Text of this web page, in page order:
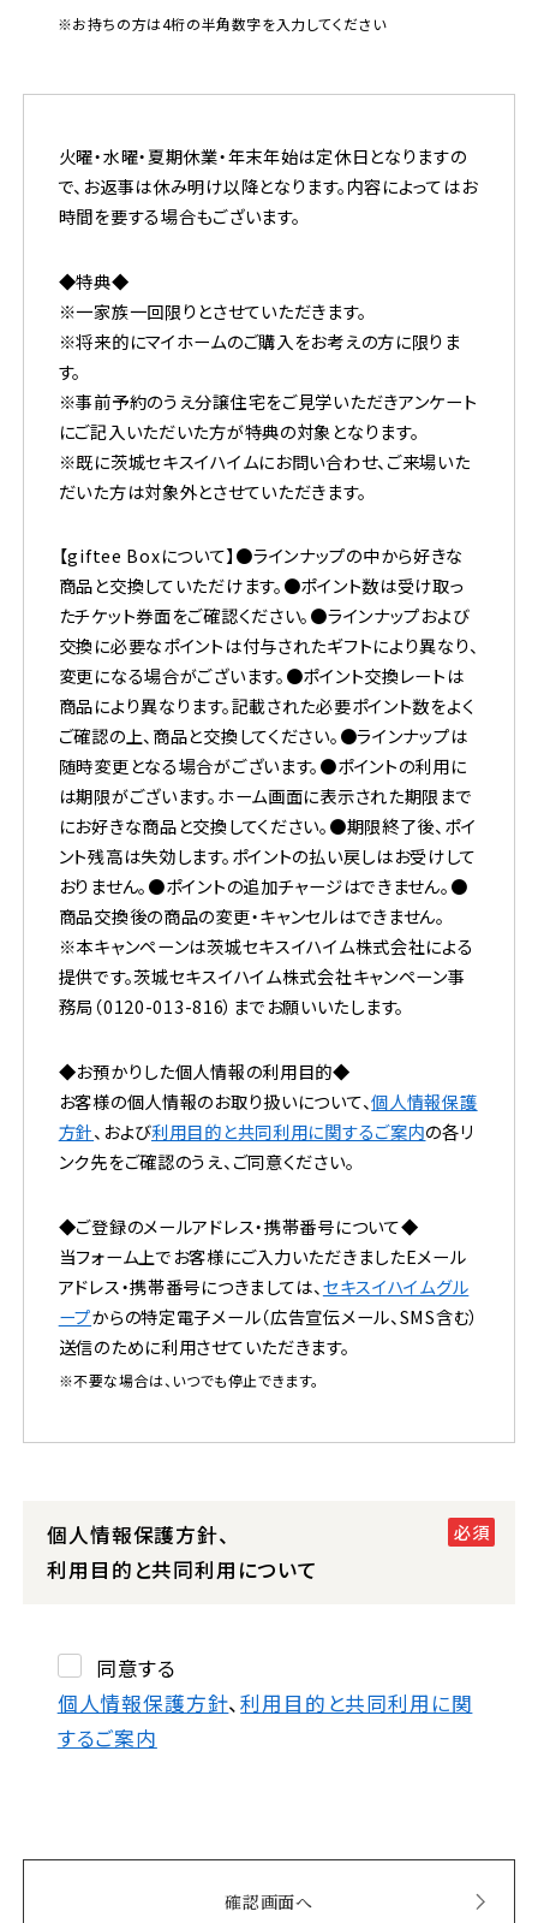
※お持ちの方は4桁の半角数字を入力してください
火曜・水曜・夏期休業・年末年始は定休日となりますの
で、お返事は休み明け以降となります。内容によってはお
時間を要する場合もございます。
◆特典◆
※一家族一回限りとさせていただきます。
※将来的にマイホームのご購入をお考えの方に限りま
す。
※事前予約のうえ分譲住宅をご見学いただきアンケート
にご記入いただいた方が特典の対象となります。
※既に茨城セキスイハイムにお問い合わせ、ご来場いた
だいた方は対象外とさせていただきます。
【giftee Boxについて】●ラインナップの中から好きな
商品と交換していただけます。●ポイント数は受け取っ
たチケット券面をご確認ください。●ラインナップおよび
交換に必要なポイントは付与されたギフトにより異なり、
変更になる場合がございます。●ポイント交換レートは
商品により異なります。記載された必要ポイント数をよく
ご確認の上、商品と交換してください。●ラインナップは
随時変更となる場合がございます。●ポイントの利用に
は期限がございます。ホーム画面に表示された期限まで
にお好きな商品と交換してください。●期限終了後、ポイ
ント残高は失効します。ポイントの払い戻しはお受けして
おりません。●ポイントの追加チャージはできません。●
商品交換後の商品の変更・キャンセルはできません。
※本キャンペーンは茨城セキスイハイム株式会社による
提供です。茨城セキスイハイム株式会社キャンペーン事
務局（0120-013-816）までお願いいたします。
◆お預かりした個人情報の利用目的◆
お客様の個人情報のお取り扱いについて、個人情報保護
方針、および利用目的と共同利用に関するご案内の各リ
ンク先をご確認のうえ、ご同意ください。
◆ご登録のメールアドレス・携帯番号について◆
当フォーム上でお客様にご入力いただきましたEメール
アドレス・携帯番号につきましては、セキスイハイムグル
ープからの特定電子メール（広告宣伝メール、SMS含む）
送信のために利用させていただきます。
※不要な場合は、いつでも停止できます。
個人情報保護方針、
利用目的と共同利用について
同意する
個人情報保護方針、利用目的と共同利用に関
するご案内